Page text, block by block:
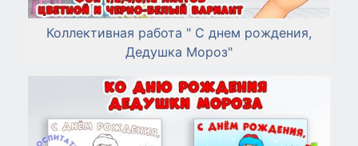
Коллективная работа " С днем рождения,
Дедушка Мороз"